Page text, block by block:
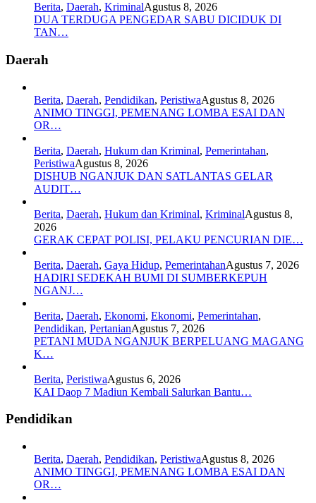
Berita, Daerah, KriminalAgustus 8, 2026
DUA TERDUGA PENGEDAR SABU DICIDUK DI
TAN…
Daerah
Berita, Daerah, Pendidikan, PeristiwaAgustus 8, 2026
ANIMO TINGGI, PEMENANG LOMBA ESAI DAN
OR…
Berita, Daerah, Hukum dan Kriminal, Pemerintahan,
PeristiwaAgustus 8, 2026
DISHUB NGANJUK DAN SATLANTAS GELAR
AUDIT…
Berita, Daerah, Hukum dan Kriminal, KriminalAgustus 8,
2026
GERAK CEPAT POLISI, PELAKU PENCURIAN DIE…
Berita, Daerah, Gaya Hidup, PemerintahanAgustus 7, 2026
HADIRI SEDEKAH BUMI DI SUMBERKEPUH
NGANJ…
Berita, Daerah, Ekonomi, Ekonomi, Pemerintahan,
Pendidikan, PertanianAgustus 7, 2026
PETANI MUDA NGANJUK BERPELUANG MAGANG
K…
Berita, PeristiwaAgustus 6, 2026
KAI Daop 7 Madiun Kembali Salurkan Bantu…
Pendidikan
Berita, Daerah, Pendidikan, PeristiwaAgustus 8, 2026
ANIMO TINGGI, PEMENANG LOMBA ESAI DAN
OR…